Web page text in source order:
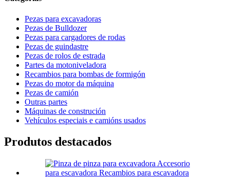
Pezas para excavadoras
Pezas de Bulldozer
Pezas para cargadores de rodas
Pezas de guindastre
Pezas de rolos de estrada
Partes da motoniveladora
Recambios para bombas de formigón
Pezas do motor da máquina
Pezas de camión
Outras partes
Máquinas de construción
Vehículos especiais e camións usados
Produtos destacados